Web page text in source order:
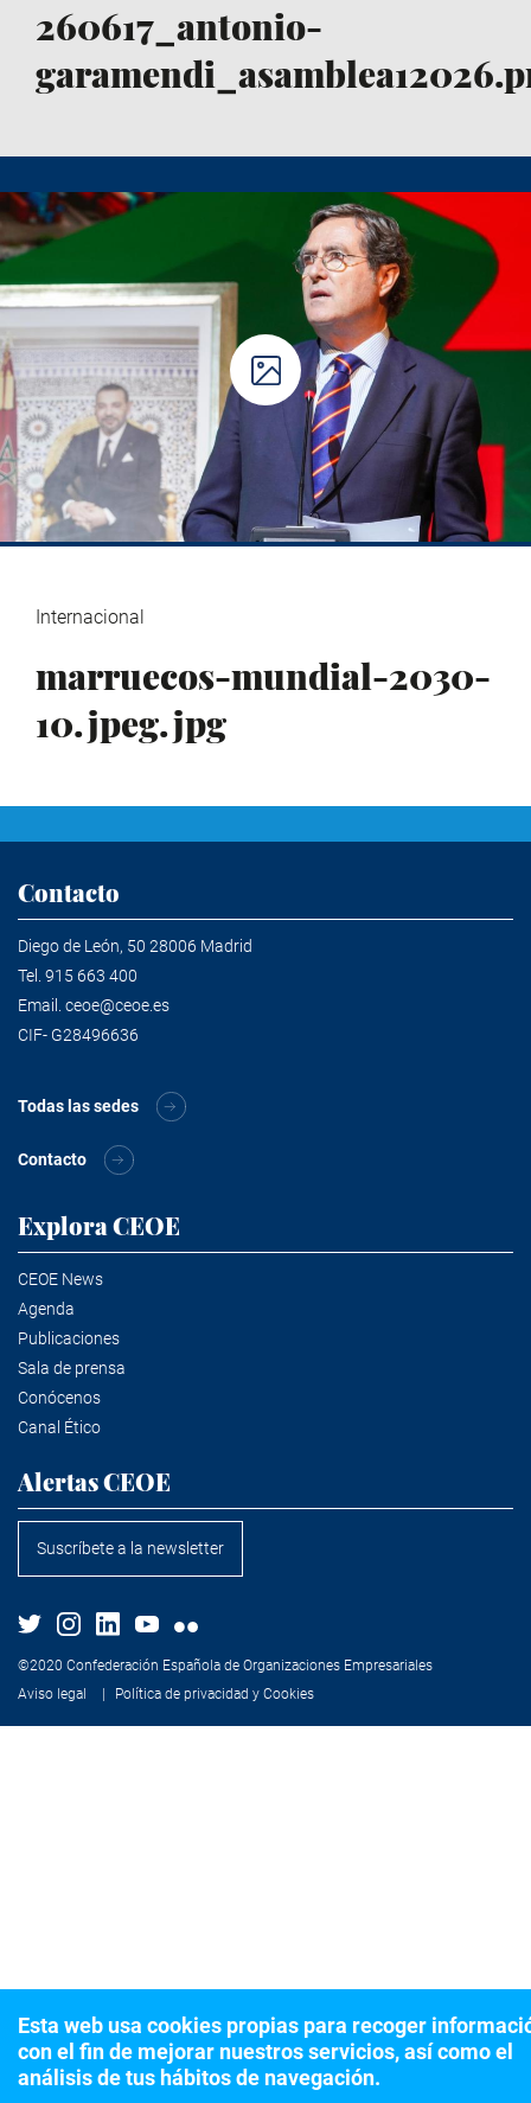
260617_antonio-
Internacional
marruecos-mundial-2030-
10.jpeg.jpg
Contacto
Diego de León, 50 28006 Madrid
Tel. 915 663 400
Email. ceoe@ceoe.es
CIF- G28496636
Todas las sedes
Contacto
Explora CEOE
CEOE News
Agenda
Publicaciones
Sala de prensa
Conócenos
Canal Ético
Alertas CEOE
Suscríbete a la newsletter
©2020 Confederación Española de Organizaciones Empresariales
Aviso legal
Política de privacidad y Cookies
Esta web usa cookies propias para recoger
con el fin de mejorar nuestros servicios, así como el
análisis de tus hábitos de navegación.